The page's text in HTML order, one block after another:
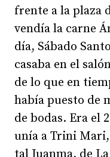
frente a la plaza
vendía la carne
día, Sábado
casaba en el
de lo que en
había puesto de
de bodas. Era el
unía a Trini